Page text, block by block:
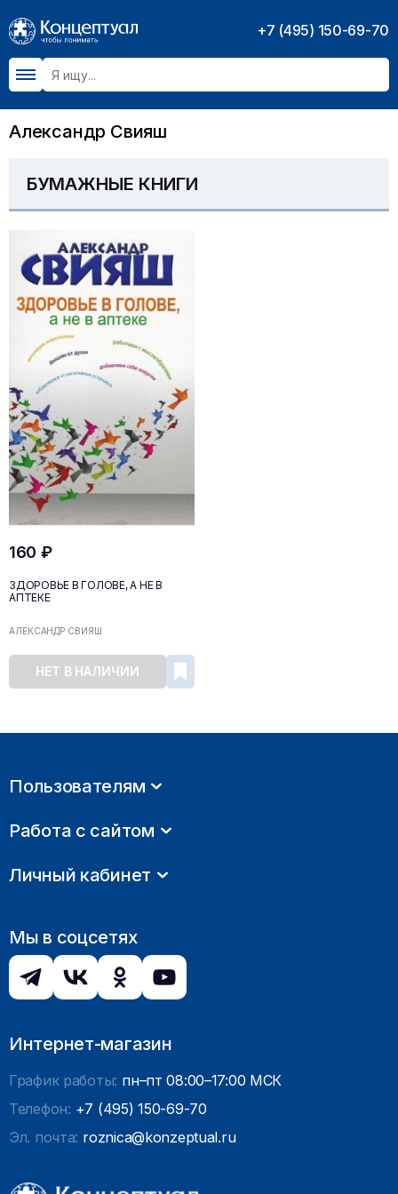
+7 (495) 150-69-70
Александр Свияш
БУМАЖНЫЕ КНИГИ
160 ₽
ЗДОРОВЬЕ В ГОЛОВЕ, А НЕ В
АПТЕКЕ
АЛЕКСАНДР СВИЯШ
НЕТ В НАЛИЧИИ
Пользователям
Работа с сайтом
Личный кабинет
Мы в соцсетях
Интернет-магазин
График работы: пн–пт 08:00–17:00 МСК
Телефон: +7 (495) 150-69-70
Эл. почта: roznica@konzeptual.ru